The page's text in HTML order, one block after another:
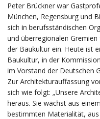
Peter Brückner war
München, Regensburg und
sich in berufsständischen
und überregionalen
der Baukultur ein. Heute ist
Baukultur, in der
im Vorstand der Deutschen
Zur Architekturauffassung
sich wie folgt: „Unsere
heraus. Sie wächst aus
bestimmten Materialität,